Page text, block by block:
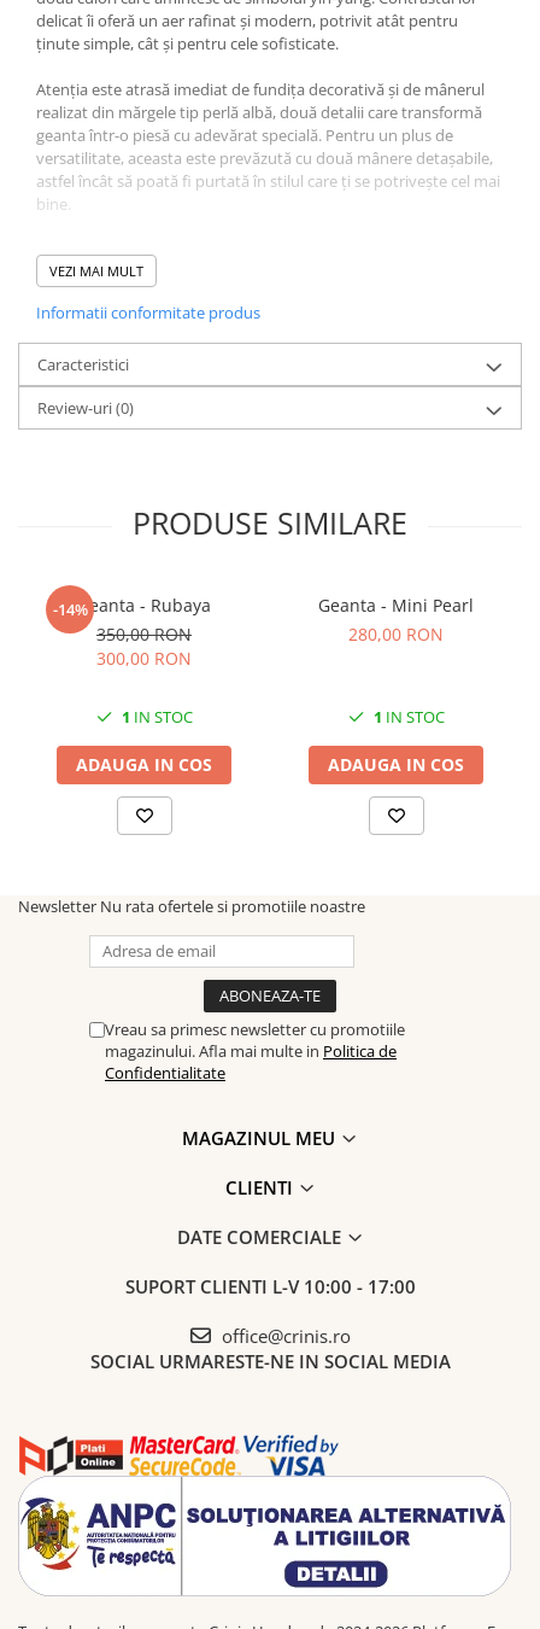
delicat îi oferă un aer rafinat și modern, potrivit atât pentru
ținute simple, cât și pentru cele sofisticate.
Atenția este atrasă imediat de fundița decorativă și de mânerul
realizat din mărgele tip perlă albă, două detalii care transformă
geanta într-o piesă cu adevărat specială. Pentru un plus de
versatilitate, aceasta este prevăzută cu două mânere detașabile,
astfel încât să poată fi purtată în stilul care ți se potrivește cel mai
bine.
Incapatoare și ușor de purtat, geanta are dimensiuni
aproximative de 23 cm lungime, 14 cm înălțime și 7 cm lățime, cu
📌 Dacă produsul nu apare în stoc, modelul se poate reface doar
la comandă, cu plata online, cu cardul. Nu se acceptă plata
ramburs.
⏳ Timpul de execuție pentru gențile realizate la comandă este de
5–10 zile lucrătoare, la care se adaugă timpul de livrare. Vă rugăm
Dimensiuni unitare:
Înălțime: 14 cm
Lungime lanț: 100 cm
Greutate: 500 g
Culoare: Negru
Sistem de prindere: Capsă magnetică
Fiind un produs handmade, pot exista mici imperfecțiuni, fiecare
VEZI MAI MULT
Informatii conformitate produs
Caracteristici
Review-uri(0)
PRODUSE SIMILARE
-14%Geanta - Rubaya
350,00 RON
300,00 RON
1 IN STOC
ADAUGA IN COS
Geanta - Mini Pearl
280,00 RON
1 IN STOC
ADAUGA IN COS
Newsletter Nu rata ofertele si promotiile noastre
Vreau sa primesc newsletter cu promotiile
magazinului. Afla mai multe in Politica de
Confidentialitate
MAGAZINUL MEU
CLIENTI
DATE COMERCIALE
SUPORT CLIENTI L-V 10:00 - 17:00
office@crinis.ro
SOCIAL URMARESTE-NE IN SOCIAL MEDIA